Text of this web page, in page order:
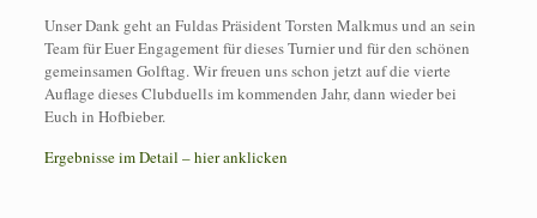
Unser Dank geht an Fuldas Präsident Torsten Malkmus und an sein
Team für Euer Engagement für dieses Turnier und für den schönen
gemeinsamen Golftag. Wir freuen uns schon jetzt auf die vierte
Auflage dieses Clubduells im kommenden Jahr, dann wieder bei
Euch in Hofbieber.
Ergebnisse im Detail – hier anklicken